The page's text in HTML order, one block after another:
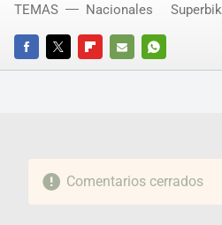
FACEBOOKTWITTERFLIPBOARD
E-
WHATSAPP
TEMAS Nacionales
Comentarios cerrados